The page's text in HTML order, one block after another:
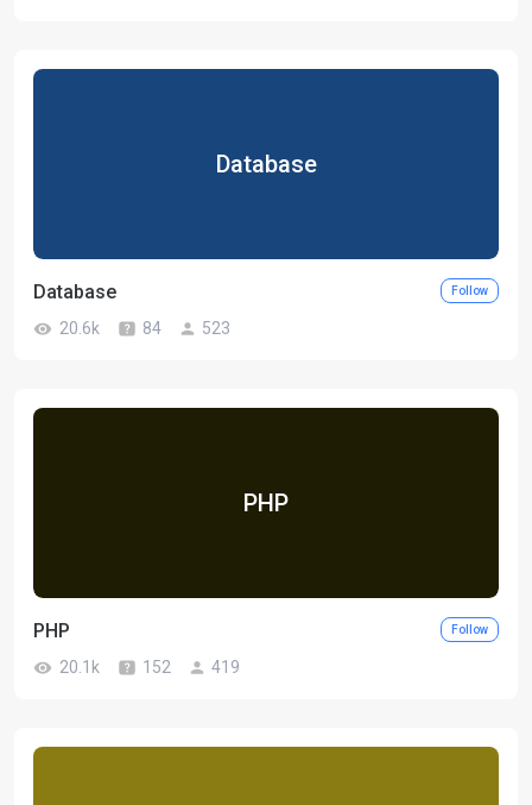
Database
Database Follow
20.6k 84 523
PHP
PHP Follow
20.1k 152 419